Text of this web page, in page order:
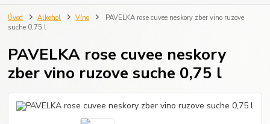
Úvod Alkohol Víno
PAVELKA rose cuvee neskory zber vino ruzove
suche 0,75 l
PAVELKA rose cuvee neskory
zber vino ruzove suche 0,75 l